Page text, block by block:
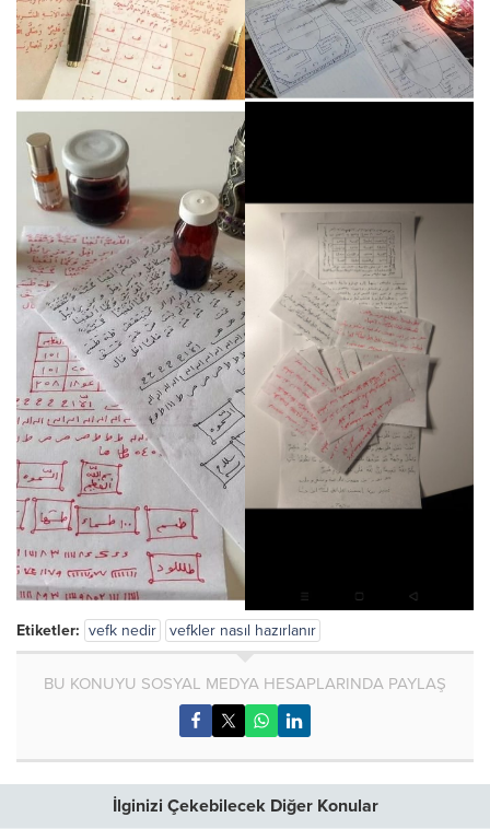
Etiketler: vefk nedir vefkler nasıl hazırlanır
BU KONUYU SOSYAL MEDYA HESAPLARINDA PAYLAŞ
İlginizi Çekebilecek Diğer Konular